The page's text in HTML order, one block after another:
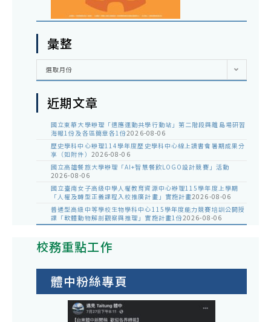
彙整
彙
選取月份
近期文章
國立東華大學辦理「適應運動共學行動站」第二階段與離島場研習
海報1份及各區簡章各1份2026-08-06
歷史學科中心辦理114學年度歷史學科中心線上讀書會暑期成果分
享（如附件） 2026-08-06
國立高雄餐旅大學辦理「AI+智慧餐飲LOGO設計競賽」活動
2026-08-06
國立臺南女子高級中學人權教育資源中心辦理115學年度上學期
「人權及轉型正義課程入校推廣計畫」實施計畫2026-08-06
普通型高級中等學校生物學科中心115學年度能力競賽培訓公開授
課「軟體動物解剖觀察與推理」實施計畫1份2026-08-06
校務重點工作
體中粉絲專頁